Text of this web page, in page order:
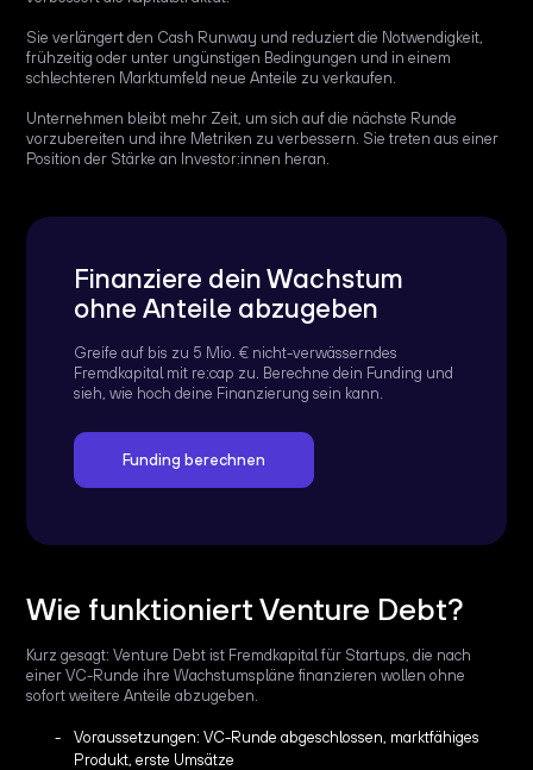
Sie verlängert den Cash Runway und reduziert die Notwendigkeit,
frühzeitig oder unter ungünstigen Bedingungen und in einem
schlechteren Marktumfeld neue Anteile zu verkaufen.
Unternehmen bleibt mehr Zeit, um sich auf die nächste Runde
vorzubereiten und ihre Metriken zu verbessern. Sie treten aus einer
Position der Stärke an Investor:innen heran.
Finanziere dein Wachstum
ohne Anteile abzugeben
Greife auf bis zu 5 Mio. € nicht-verwässerndes
Fremdkapital mit re:cap zu. Berechne dein Funding und
sieh, wie hoch deine Finanzierung sein kann.
Funding berechnen
Wie funktioniert Venture Debt?
Kurz gesagt: Venture Debt ist Fremdkapital für Startups, die nach
einer VC-Runde ihre Wachstumspläne finanzieren wollen ohne
sofort weitere Anteile abzugeben.
Voraussetzungen: VC-Runde abgeschlossen, marktfähiges
Produkt, erste Umsätze